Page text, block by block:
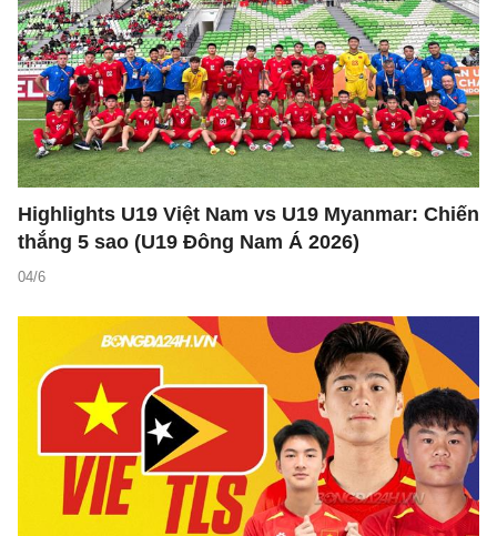
Highlights U19 Việt Nam vs U19 Myanmar: Chiến
thắng 5 sao (U19 Đông Nam Á 2026)
04/6